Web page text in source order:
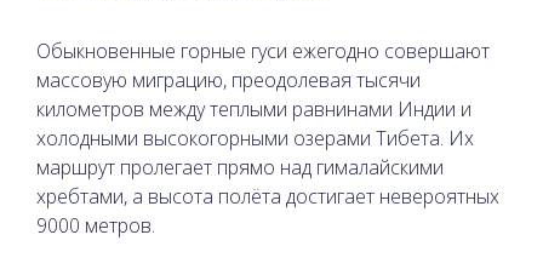
Обыкновенные горные гуси ежегодно совершают
массовую миграцию, преодолевая тысячи
километров между теплыми равнинами Индии и
холодными высокогорными озерами Тибета. Их
маршрут пролегает прямо над гималайскими
хребтами, а высота полёта достигает невероятных
9000 метров.